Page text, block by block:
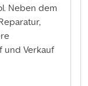
Neben dem
und Verkauf